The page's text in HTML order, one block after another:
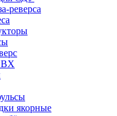
реверса
якорные